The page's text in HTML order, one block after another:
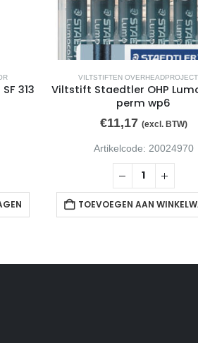
313
VILTSTIFTEN
Viltstift Staedtler OHP Lumo
perm wp6
€11,17 (excl. BTW)
Artikelcode: 20024970
TOEVOEGEN AAN